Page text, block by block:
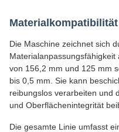
Die Maschine zeichnet sich
von 156,2 mm und 125 mm
bis 0,5 mm. Sie kann
reibungslos verarbeiten und
und Oberflächenintegrität
Die gesamte Linie umfasst